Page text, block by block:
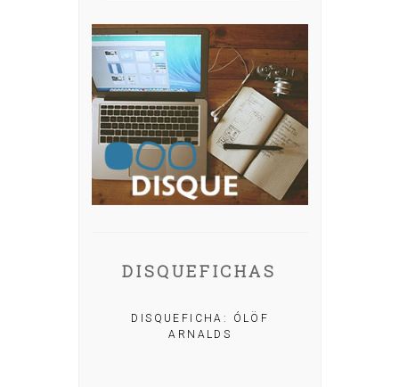
DISQUEFICHAS
DISQUEFICHA: ÓLÖF
ARNALDS